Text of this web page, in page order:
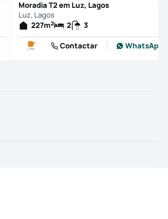
Moradia T2 em Luz, Lagos
Luz, Lagos
227m2 2
3
Contactar
WhatsApp